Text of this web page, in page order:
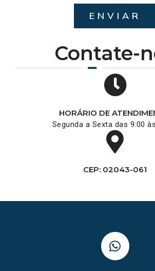
Contate-
HORÁRIO DE
Segunda a Sexta das 9:00
CEP: 02043-061
ENVIAR